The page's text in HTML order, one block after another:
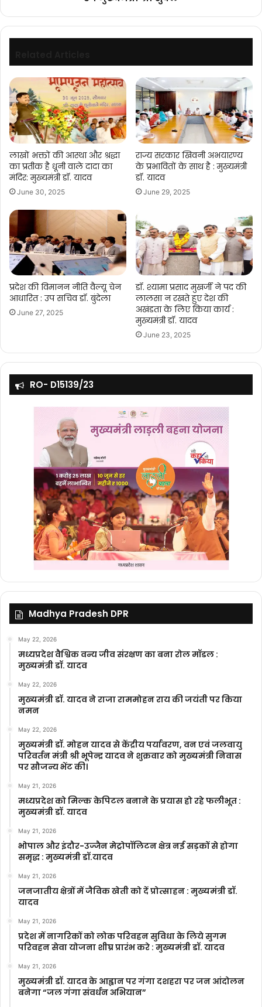
शुक्ल
लाखों भक्तों की आस्था और श्रद्धा
का प्रतीक है धूनी वाले दादा का
मंदिर: मुख्यमंत्री डॉ. यादव
June 30, 2025
राज्य सरकार खिवनी अभयारण्य
के प्रभावितों के साथ है : मुख्यमंत्री
डॉ. यादव
June 29, 2025
प्रदेश की विमानन नीति वैल्यू चेन
आधारित : उप सचिव डॉ. बुंदेला
June 27, 2025
डॉ. श्यामा प्रसाद मुखर्जी ने पद की
लालसा न रखते हुए देश की
अखंडता के लिए किया कार्य :
मुख्यमंत्री डॉ. यादव
June 23, 2025
RO- D15139/23
Madhya Pradesh DPR
May 22, 2026
मध्यप्रदेश वैश्विक वन्य जीव संरक्षण का बना रोल मॉडल :
मुख्यमंत्री डॉ. यादव
May 22, 2026
मुख्यमंत्री डॉ. यादव ने राजा राममोहन राय की जयंती पर किया
नमन
May 22, 2026
मुख्यमंत्री डॉ. मोहन यादव से केंद्रीय पर्यावरण, वन एवं जलवायु
परिवर्तन मंत्री श्री भूपेन्द्र यादव ने शुक्रवार को मुख्यमंत्री निवास
पर सौजन्य भेंट की।
May 21, 2026
मध्यप्रदेश को मिल्क केपिटल बनाने के प्रयास हो रहे फलीभूत :
मुख्यमंत्री डॉ. यादव
May 21, 2026
भोपाल और इंदौर-उज्जैन मेट्रोपॉलिटन क्षेत्र नई सड़कों से होगा
समृद्ध : मुख्यमंत्री डॉ.यादव
May 21, 2026
जनजातीय क्षेत्रों में जैविक खेती को दें प्रोत्साहन : मुख्यमंत्री डॉ.
यादव
May 21, 2026
प्रदेश में नागरिकों को लोक परिवहन सुविधा के लिये सुगम
परिवहन सेवा योजना शीघ्र प्रारंभ करे : मुख्यमंत्री डॉ. यादव
May 21, 2026
मुख्यमंत्री डॉ. यादव के आह्वान पर गंगा दशहरा पर जन आंदोलन
बनेगा “जल गंगा संवर्धन अभियान”